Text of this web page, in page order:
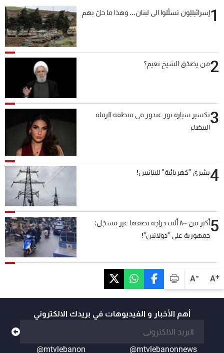
A+
A-
1إسرائيليّون تسلّلوا الى لبنان... وهذا ما حلّ بهم
2من يصدّق الشيخ نعيم؟
3تكسير سيارة نور غندور في منطقة الرملة
البيضاء
4بشرى "كهربائية" للبنانيين!
5
أكثر من ٨٠٠ ألف دراجة نصفها غير مسجّل:
جمهورية على "دولابَين"!
أهم الأخبار و الفيديوهات في بريدك الالكتروني
@mtvlebanonnews
@mtvlebanon